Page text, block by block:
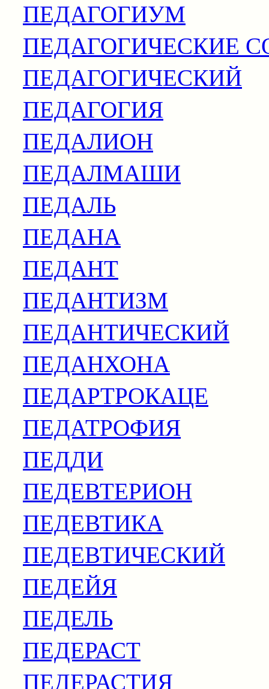
ПЕДАГОГИУМ
ПЕДАГОГИЧЕСКИЕ
ПЕДАГОГИЧЕСКИЙ
ПЕДАГОГИЯ
ПЕДАЛИОН
ПЕДАЛМАШИ
ПЕДАЛЬ
ПЕДАНА
ПЕДАНТ
ПЕДАНТИЗМ
ПЕДАНТИЧЕСКИЙ
ПЕДАНХОНА
ПЕДАРТРОКАЦЕ
ПЕДАТРОФИЯ
ПЕДДИ
ПЕДЕВТЕРИОН
ПЕДЕВТИКА
ПЕДЕВТИЧЕСКИЙ
ПЕДЕЙЯ
ПЕДЕЛЬ
ПЕДЕРАСТ
ПЕДЕРАСТИЯ